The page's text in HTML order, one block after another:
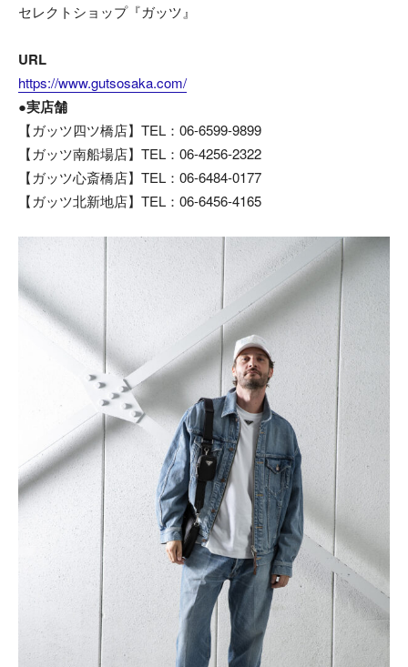
セレクトショップ『ガッツ』
URL
https://www.gutsosaka.com/
●実店舗
【ガッツ四ツ橋店】TEL：06-6599-9899
【ガッツ南船場店】TEL：06-4256-2322
【ガッツ心斎橋店】TEL：06-6484-0177
【ガッツ北新地店】TEL：06-6456-4165